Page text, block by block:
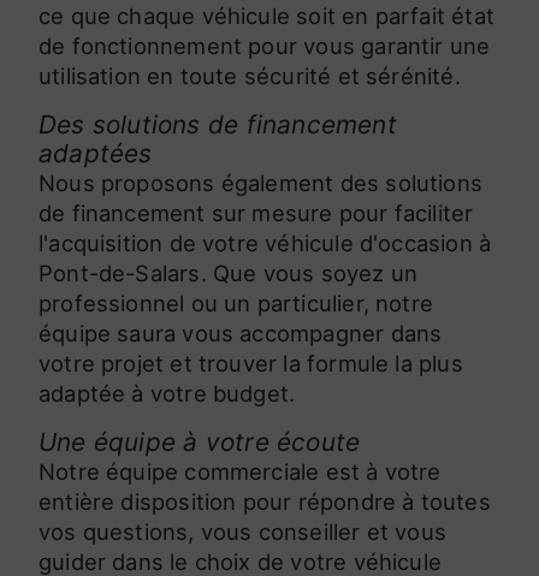
ce que chaque véhicule soit en parfait état
de fonctionnement pour vous garantir une
utilisation en toute sécurité et sérénité.
Des solutions de financement
adaptées
Nous proposons également des solutions
de financement sur mesure pour faciliter
l'acquisition de votre véhicule d'occasion à
Pont-de-Salars. Que vous soyez un
professionnel ou un particulier, notre
équipe saura vous accompagner dans
votre projet et trouver la formule la plus
adaptée à votre budget.
Une équipe à votre écoute
Notre équipe commerciale est à votre
entière disposition pour répondre à toutes
vos questions, vous conseiller et vous
guider dans le choix de votre véhicule